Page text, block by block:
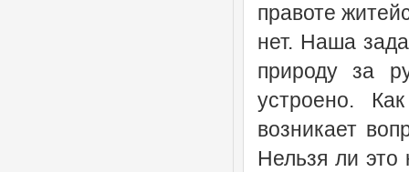
правоте
нет. Наша
природу за
устроено.
возникает
Нельзя ли это